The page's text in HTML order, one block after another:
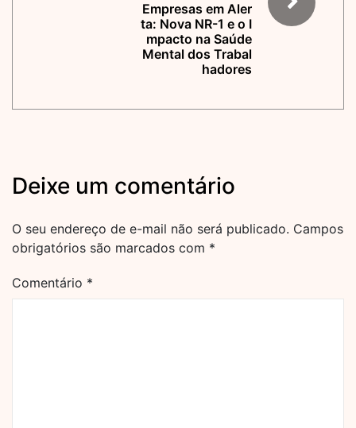
Empresas em Aler
ta: Nova NR-1 e o I
mpacto na Saúde
Mental dos Trabal
hadores
Deixe um comentário
O seu endereço de e-mail não será publicado. Campos
obrigatórios são marcados com *
Comentário *